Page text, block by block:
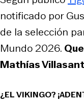
notificado por
de la selección
Mundo 2026.
Mathías
¿EL VIKINGO?